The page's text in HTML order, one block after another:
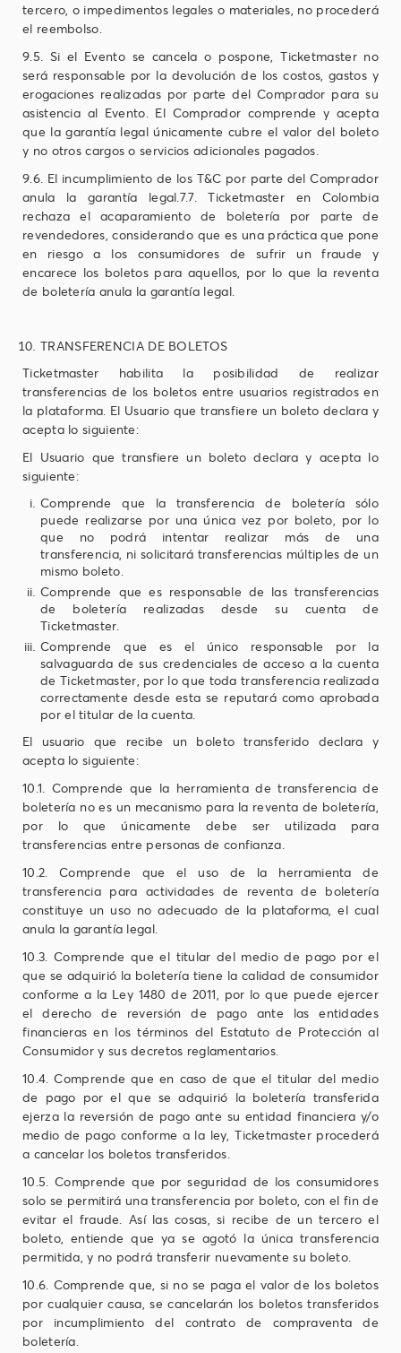
tercero, o impedimentos legales o materiales, no procederá
el reembolso.
9.5. Si el Evento se cancela o pospone, Ticketmaster no
será responsable por la devolución de los costos, gastos y
erogaciones realizadas por parte del Comprador para su
asistencia al Evento. El Comprador comprende y acepta
que la garantía legal únicamente cubre el valor del boleto
y no otros cargos o servicios adicionales pagados.
9.6. El incumplimiento de los T&C por parte del Comprador
anula la garantía legal.7.7. Ticketmaster en Colombia
rechaza el acaparamiento de boletería por parte de
revendedores, considerando que es una práctica que pone
en riesgo a los consumidores de sufrir un fraude y
encarece los boletos para aquellos, por lo que la reventa
de boletería anula la garantía legal.
TRANSFERENCIA DE BOLETOS
Ticketmaster habilita la posibilidad de realizar
transferencias de los boletos entre usuarios registrados en
la plataforma. El Usuario que transfiere un boleto declara y
acepta lo siguiente:
El Usuario que transfiere un boleto declara y acepta lo
siguiente:
Comprende que la transferencia de boletería sólo
puede realizarse por una única vez por boleto, por lo
que no podrá intentar realizar más de una
transferencia, ni solicitará transferencias múltiples de un
mismo boleto.
Comprende que es responsable de las transferencias
de boletería realizadas desde su cuenta de
Ticketmaster.
Comprende que es el único responsable por la
salvaguarda de sus credenciales de acceso a la cuenta
de Ticketmaster, por lo que toda transferencia realizada
correctamente desde esta se reputará como aprobada
por el titular de la cuenta.
El usuario que recibe un boleto transferido declara y
acepta lo siguiente:
10.1. Comprende que la herramienta de transferencia de
boletería no es un mecanismo para la reventa de boletería,
por lo que únicamente debe ser utilizada para
transferencias entre personas de confianza.
10.2. Comprende que el uso de la herramienta de
transferencia para actividades de reventa de boletería
constituye un uso no adecuado de la plataforma, el cual
anula la garantía legal.
10.3. Comprende que el titular del medio de pago por el
que se adquirió la boletería tiene la calidad de consumidor
conforme a la Ley 1480 de 2011, por lo que puede ejercer
el derecho de reversión de pago ante las entidades
financieras en los términos del Estatuto de Protección al
Consumidor y sus decretos reglamentarios.
10.4. Comprende que en caso de que el titular del medio
de pago por el que se adquirió la boletería transferida
ejerza la reversión de pago ante su entidad financiera y/o
medio de pago conforme a la ley, Ticketmaster procederá
a cancelar los boletos transferidos.
10.5. Comprende que por seguridad de los consumidores
solo se permitirá una transferencia por boleto, con el fin de
evitar el fraude. Así las cosas, si recibe de un tercero el
boleto, entiende que ya se agotó la única transferencia
permitida, y no podrá transferir nuevamente su boleto.
10.6. Comprende que, si no se paga el valor de los boletos
por cualquier causa, se cancelarán los boletos transferidos
por incumplimiento del contrato de compraventa de
boletería.